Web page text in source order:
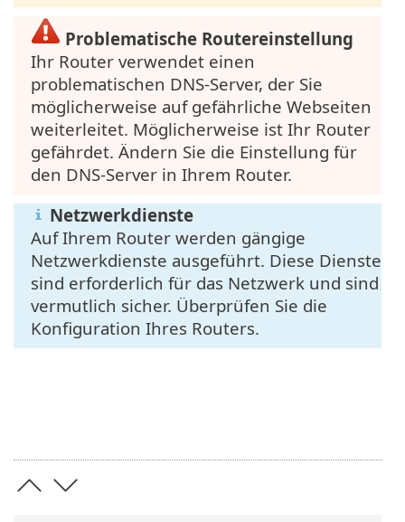
Problematische Routereinstellung
Ihr Router verwendet einen
problematischen DNS-Server, der Sie
möglicherweise auf gefährliche Webseiten
weiterleitet. Möglicherweise ist Ihr Router
gefährdet. Ändern Sie die Einstellung für
den DNS-Server in Ihrem Router.
Netzwerkdienste
Auf Ihrem Router werden gängige
Netzwerkdienste ausgeführt. Diese Dienste
sind erforderlich für das Netzwerk und sind
vermutlich sicher. Überprüfen Sie die
Konfiguration Ihres Routers.